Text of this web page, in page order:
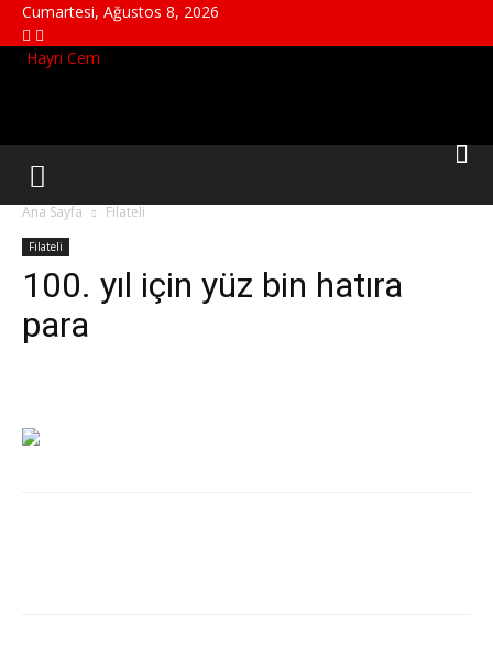
Cumartesi, Ağustos 8, 2026
Hayri Cem
Ana Sayfa Filateli
Filateli
100. yıl için yüz bin hatıra
para